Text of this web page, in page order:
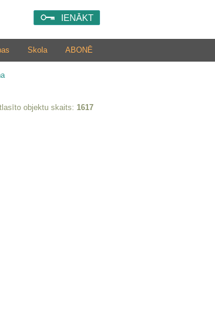
IENĀKT
ABONĒ
Skola
objektu skaits: 1617